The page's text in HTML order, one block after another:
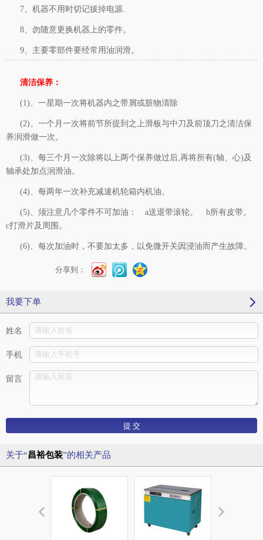
7、机器不用时切记拔掉电源.
8、勿随意更换机器上的零件。
9、主要零部件要经常用油润滑。
清洁保养：
(1)、一星期一次将机器内之带屑或脏物清除
(2)、一个月一次将前节所提到之上滑板与中刀及前顶刀之清洁保
养润滑做一次。
(3)、每三个月一次除将以上两个保养做过后,再将所有(轴、心)及
轴承处加点润滑油。
(4)、每两年一次补充减速机轮箱内机油。
(5)、须注意几个零件不可加油： a送退带滚轮。 b所有皮带。
c打滑片及周围。
(6)、每次加油时，不要加太多，以免微开关因浸油而产生故障。
分享到：
我要下单
姓名
手机
留言
关于“昌裕包装”的相关产品